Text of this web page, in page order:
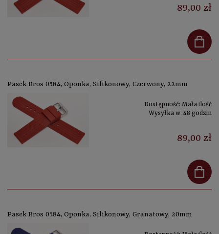
89,00 zł
Pasek Bros 0584, Oponka, Silikonowy, Czerwony, 22mm
Dostępność: Mała ilość
Wysyłka w: 48 godzin
89,00 zł
Pasek Bros 0584, Oponka, Silikonowy, Granatowy, 20mm